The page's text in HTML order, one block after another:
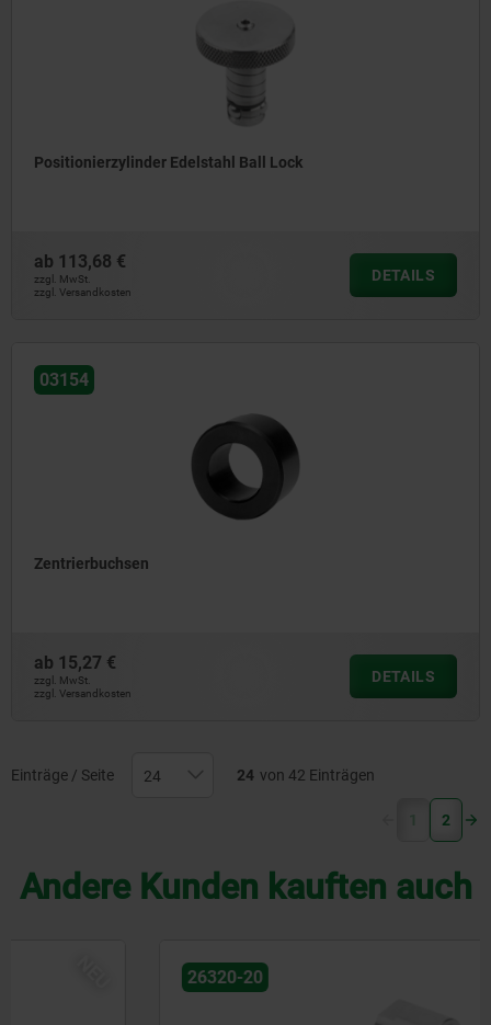
Positionierzylinder Edelstahl Ball Lock
ab 113,68 €
zzgl. MwSt.
zzgl. Versandkosten
DETAILS
03154
Zentrierbuchsen
ab 15,27 €
zzgl. MwSt.
zzgl. Versandkosten
DETAILS
Einträge / Seite 24 von 42 Einträgen
1 (current)
2
Andere Kunden kauften auch